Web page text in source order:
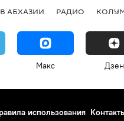
В АБХАЗИИ РАДИО
Макс Дзен
использования